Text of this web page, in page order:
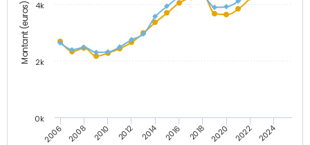
Montant (euros)
2006 2008 2010 2012 2014 2016 2018 2020 2022 2024
0k
2k
4k